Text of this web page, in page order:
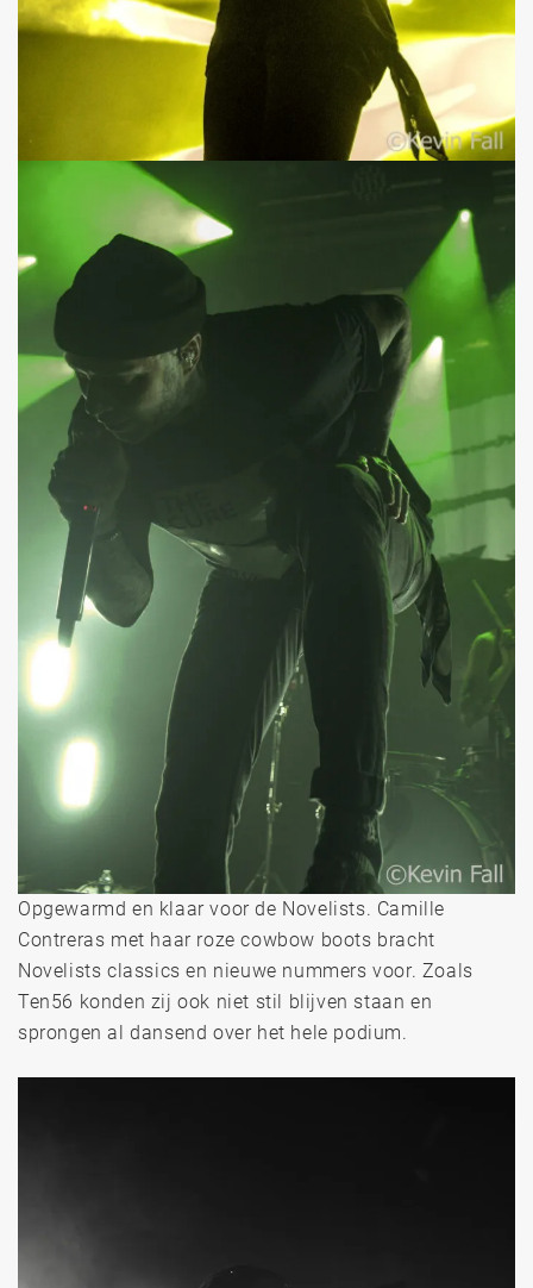
Opgewarmd en klaar voor de Novelists. Camille
Contreras met haar roze cowbow boots bracht
Novelists classics en nieuwe nummers voor. Zoals
Ten56 konden zij ook niet stil blijven staan en
sprongen al dansend over het hele podium.